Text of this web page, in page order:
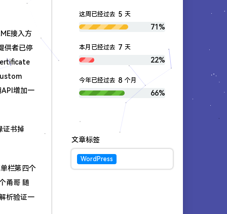
接入方
供者已停
增加一
证书掉
栏第四个
甬哥 随
析验证一
这周已经过去 5 天
71%
本月已经过去 7 天
22%
今年已经过去 8 个月
66%
文章标签
WordPress